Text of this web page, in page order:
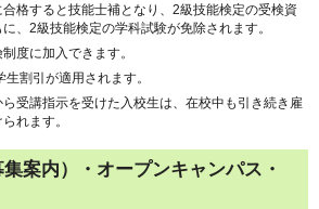
格すると技能士補となり、2級技能検定の受検資
、2級技能検定の学科試験が免除されます。
度に加入できます。
割引が適用されます。
受講指示を受けた入校生は、在校中も引き続き雇
れます。
案内）・オープンキャンパス・